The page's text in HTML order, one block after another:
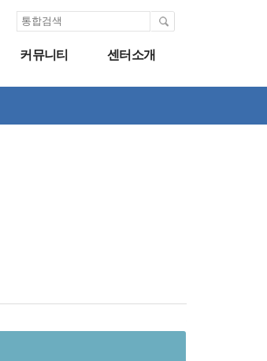
커뮤니티 센터소개